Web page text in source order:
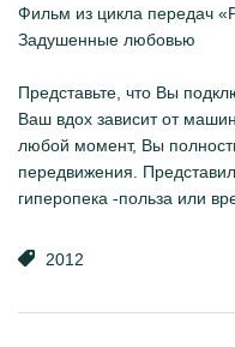
Фильм из цикла передач
Задушенные любовью
Представьте, что Вы
Ваш вдох зависит от
любой момент, Вы
передвижения.
гиперопека -польза или
2012